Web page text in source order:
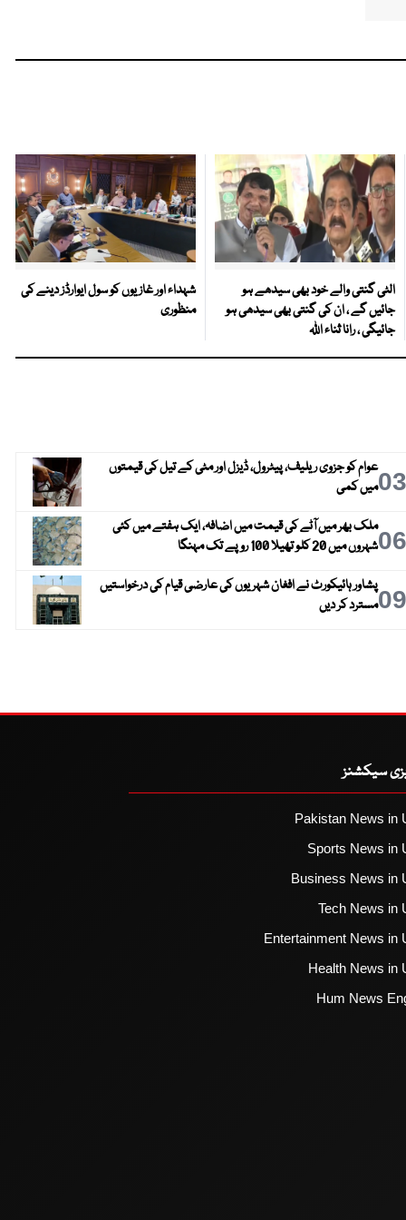
الٹی گنتی والے خود بھی سیدھے ہو
جائیں گے ، ان کی گنتی بھی سیدھی ہو
جائیگی ، رانا ثناء اللہ
شہداء اور غازیوں کو سول ایوارڈز دینے کی
منظوری
03عوام کو جزوی ریلیف، پیٹرول، ڈیزل اور مٹی کے تیل کی قیمتوں
میں کمی
06ملک بھر میں آٹے کی قیمت میں اضافہ، ایک ہفتے میں کئی
شہروں میں 20 کلو تھیلا 100 روپے تک مہنگا
09پشاور ہائیکورٹ نے افغان شہریوں کی عارضی قیام کی درخواستیں
مسترد کر دیں
سیکشنز
Pakistan News in
Sports News in
Business News in
Tech News in
Entertainment News in
Health News in
Hum News